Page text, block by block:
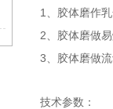
1 、胶体磨作
2、胶体磨做
3、胶体磨做
技术参数：